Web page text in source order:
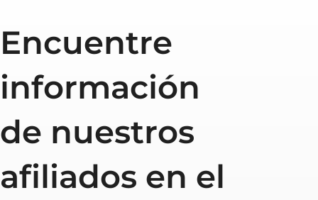
Encuentre
información
de nuestros
afiliados en el